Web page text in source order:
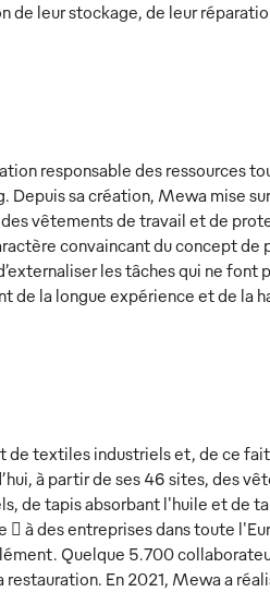
de leur stockage, de leur
responsable des ressources
Depuis sa création, Mewa mise
vêtements de travail et de
convaincant du concept
les tâches qui ne
de la longue expérience et de la
textiles industriels et, de ce
à partir de ses 46 sites, des
de tapis absorbant l'huile et de
à des entreprises dans toute
Quelque 5.700
En 2021, Mewa a